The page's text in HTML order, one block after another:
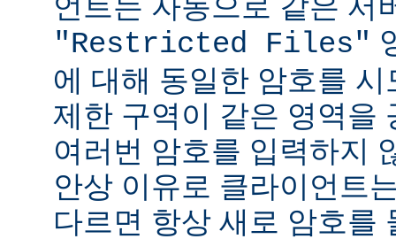
"Restricted Files"
에 대해 동일한 암호를
제한 구역이 같은 영역을
여러번 암호를 입력하지
안상 이유로 클라이언트
다르면 항상 새로 암호를